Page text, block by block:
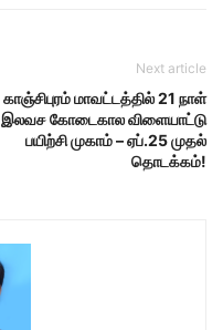
Next article
காஞ்சிபுரம் மாவட்டத்தில் 21 நாள்
இலவச கோடைகால விளையாட்டு
பயிற்சி முகாம் – ஏப்.25 முதல்
தொடக்கம்!